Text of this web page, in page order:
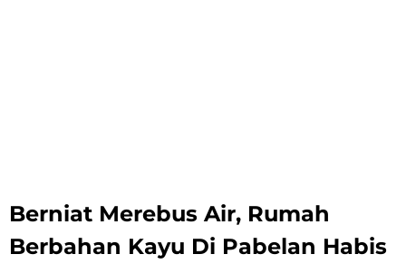
Berniat Merebus Air, Rumah
Berbahan Kayu Di Pabelan Habis